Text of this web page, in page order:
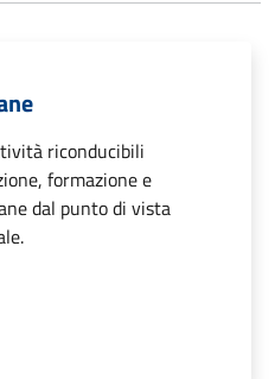
riconducibili
formazione e
dal punto di vista